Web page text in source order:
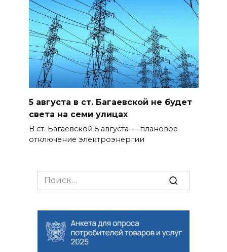
5 августа в ст. Багаевской не будет
света на семи улицах
В ст. Багаевской 5 августа — плановое
отключение электроэнергии
Search
for: